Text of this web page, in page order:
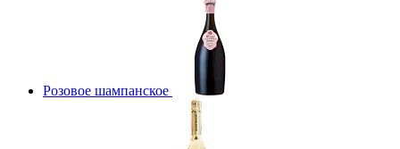
Розовое шампанское